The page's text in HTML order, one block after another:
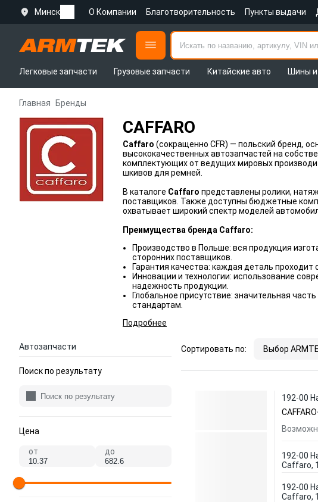
Минск О Компании Благотворительность Пункты выдачи
Легковые запчасти
Грузовые запчасти Китайские авто Шины и
Главная Бренды
CAFFARO
Caffaro (сокращенно CFR) — польский бренд,
высококачественных автозапчастей на
комплектующих от ведущих мировых
шкивов для ремней.
В каталоге Caffaro представлены ролики,
поставщиков. Также доступны бюджетные
охватывает широкий спектр моделей
Преимущества бренда Caffaro:
Производство в Польше: вся продукция
сторонних поставщиков.
Гарантия качества: каждая деталь
Инновации и технологии: использование
надежность продукции.
Глобальное присутствие: значительная
стандартам.
Подробнее
Автозапчасти
Поиск по результату
Цена
от до
Сортировать по: Выбор
192-00
CAFFARO
192-00
Caffaro,
192-00
Caffaro,